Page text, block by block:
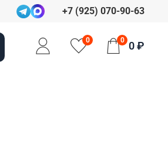
+7 (925) 070-90-63
0 0 0 ₽